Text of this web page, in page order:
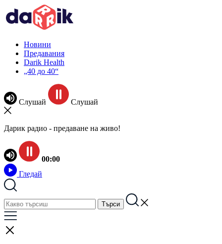
Новини
Предавания
Darik Health
„40 до 40“
Слушай Слушай
Дарик радио - предаване на живо!
00:00
Гледай